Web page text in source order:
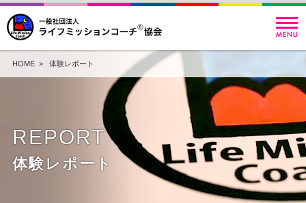
HOME> 体験レポート
REPORT
体験レポート